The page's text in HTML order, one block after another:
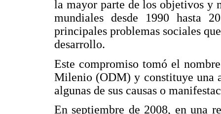
la mayor parte de los objetivos y
mundiales desde 1990 hasta
principales problemas sociales
desarrollo.
Este compromiso tomó el
Milenio (ODM) y constituye una
algunas de sus causas o
En septiembre de 2008, en una